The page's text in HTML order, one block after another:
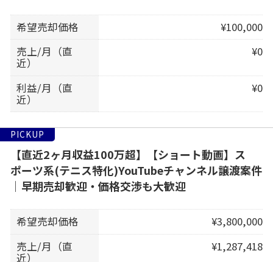
希望売却価格
¥100,000
売上/月（直
近）
¥0
利益/月（直
近）
¥0
PICKUP
【直近2ヶ月収益100万超】【ショート動画】ス
ポーツ系(テニス特化)YouTubeチャンネル譲渡案件
｜早期売却歓迎・価格交渉も大歓迎
希望売却価格
¥3,800,000
売上/月（直
近）
¥1,287,418